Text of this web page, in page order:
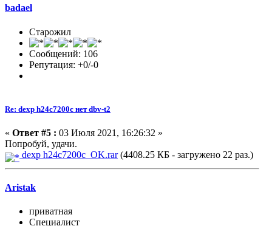
badael
Старожил
Сообщений: 106
Репутация: +0/-0
Re: dexp h24c7200c нет dbv-t2
« Ответ #5 : 03 Июля 2021, 16:26:32 »
Попробуй, удачи.
dexp h24c7200c_OK.rar(4408.25 КБ - загружено 22 раз.)
Aristak
приватная
Специалист